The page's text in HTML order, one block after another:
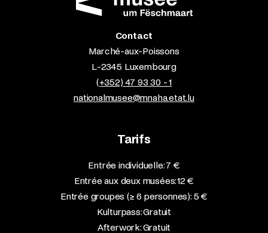
Contact
Marché-aux-Poissons
L-2345 Luxembourg
(+352) 47 93 30 - 1
nationalmusee@mnaha.etat.lu
Tarifs
Entrée individuelle: 7 €
Entrée aux deux musées: 12 €
Entrée groupes (≥ 6 personnes): 5 €
Kulturpass: Gratuit
Afterwork: Gratuit